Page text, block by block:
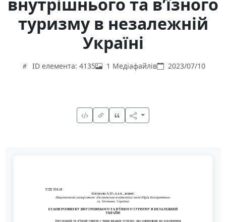
туризму в незалежній
Україні
ID елемента: 4135 1 Медіафайлів 2023/07/10